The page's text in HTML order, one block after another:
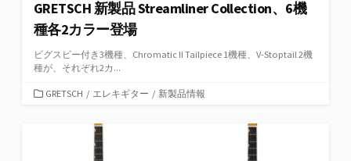
GRETSCH 新製品 Streamliner Collection、6機
種各2カラー登場
ビグスビー付き3機種、Chromatic II Tailpiece 1機種、V-Stoptail 2機
種が、それぞれ2カ...
カGRETSCH / エレキギター / 新製品情報